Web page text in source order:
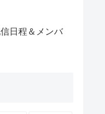
日程＆メンバ